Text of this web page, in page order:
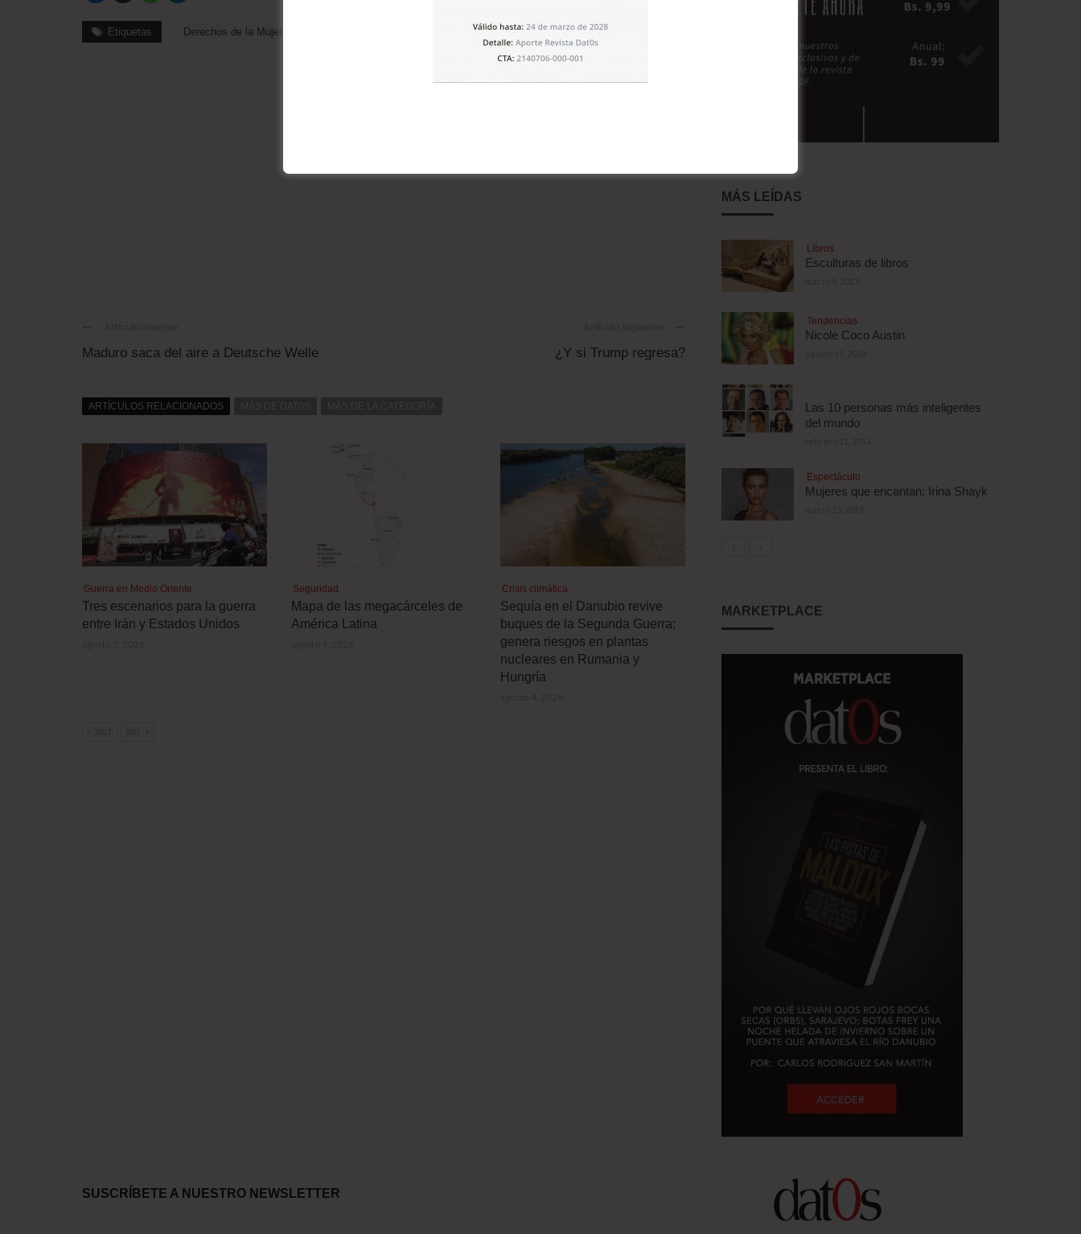
Etiquetas Derechos de la Mujer
Maduro saca del aire a Deutsche Welle ¿Y si Trump regresa?
ARTÍCULOS RELACIONADOS
Guerra en Medio Oriente
Tres escenarios para la guerra
entre Irán y Estados Unidos
Seguridad
Mapa de las megacárceles de
América Latina
Crisis climática
Sequía en el Danubio revive
buques de la Segunda Guerra;
genera riesgos en plantas
nucleares en Rumania y
Hungría
MÁS LEÍDAS
Libros
Esculturas de libros
Tendencias
Nicole Coco Austin
Las 10 personas más inteligentes
del mundo
Espectáculo
Mujeres que encantan: Irina Shayk
MARKETPLACE
SUSCRÍBETE A NUESTRO NEWSLETTER